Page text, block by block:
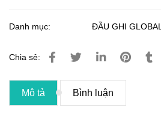
Danh mục: ĐẦU GHI GLOBAL
Chia sẻ:
Mô tả Bình luận